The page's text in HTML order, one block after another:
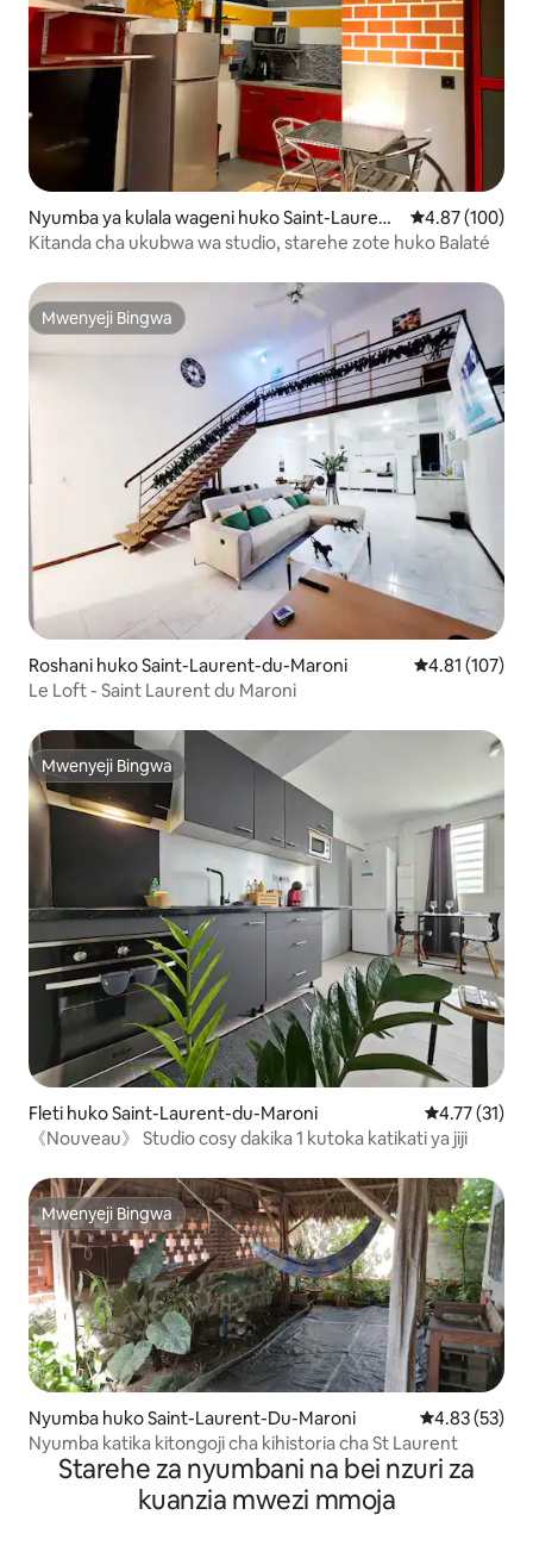
Nyumba ya kulala wageni huko Saint-Laurent
-du-Maroni
Ukadiriaji wa
4.87 (100)
Kitanda cha ukubwa wa studio, starehe zote huko Balaté
Mwenyeji Bingwa
Mwenyeji Bingwa
Roshani huko Saint-Laurent-du-Maroni Ukadiriaji wa
4.81 (107)
Le Loft - Saint Laurent du Maroni
Mwenyeji Bingwa
Mwenyeji Bingwa
Fleti huko Saint-Laurent-du-Maroni Ukadiriaji wa
4.77 (31)
《Nouveau》 Studio cosy dakika 1 kutoka katikati ya jiji
Mwenyeji Bingwa
Mwenyeji Bingwa
Nyumba huko Saint-Laurent-Du-Maroni Ukadiriaji wa
4.83 (53)
Nyumba katika kitongoji cha kihistoria cha St Laurent
Starehe za nyumbani na bei nzuri za
kuanzia mwezi mmoja